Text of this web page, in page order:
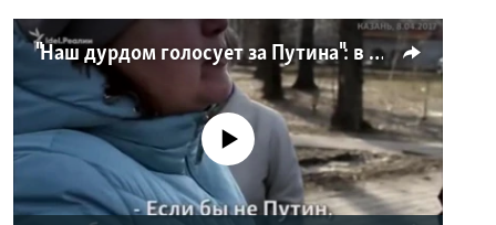
"Наш дурдом голосует за Путина": в Казани прошел арт-пикет "Открытой России"
No media source currently available